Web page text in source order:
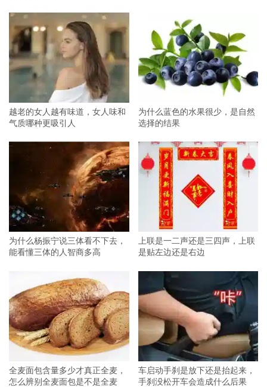
越老的女人越有味道，女人味和
气质哪种更吸引人
为什么蓝色的水果很少，是自然
选择的结果
为什么杨振宁说三体看不下去，
能看懂三体的人智商多高
上联是一二声还是三四声，上联
是贴左边还是右边
全麦面包含量多少才真正全麦，
怎么辨别全麦面包是不是全麦
车启动手刹是放下还是抬起来，
手刹没松开车会造成什么后果